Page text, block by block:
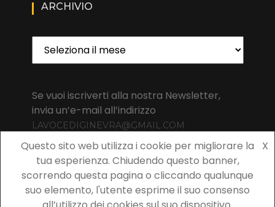
ARCHIVIO
Archivio
Se vuoi iscriverti alla nostra Newsletter,
invia un’e-mail all’indirizzo
LAVOCEDIGINEVRA@GMAIL.COM
Copyright 2021 La Voce di Ginevra | All rights reserved La Voce
Questo sito web utilizza i cookie per migliorare la
tua esperienza. Chiudendo questo banner,
scorrendo questa pagina o cliccando qualunque
suo elemento, l'utente esprime il suo consenso
X